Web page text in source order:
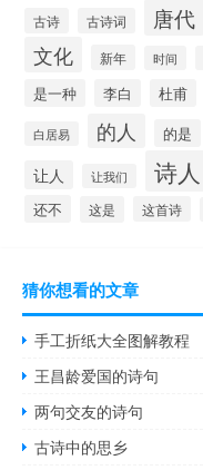
古诗 古诗词 唐代
文化 新年 时间
是一种 李白 杜甫
白居易 的人 的是
让人 让我们 诗人
还不 这是 这首诗
猜你想看的文章
手工折纸大全图解教程
王昌龄爱国的诗句
两句交友的诗句
古诗中的思乡